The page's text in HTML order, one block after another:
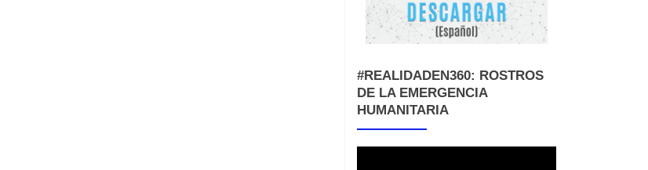
#REALIDADEN360: ROSTROS
DE LA EMERGENCIA
HUMANITARIA